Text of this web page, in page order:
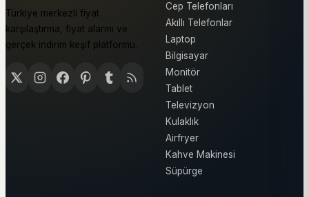
Türkiye merkezli fiyat
karşılaştırma, fiyat alarmı ve
gerçek indirim keşif platformu.
Cep Telefonları
Akıllı Telefonlar
Laptop
Bilgisayar
Monitör
Tablet
Televizyon
Kulaklık
Airfryer
Kahve Makinesi
Süpürge